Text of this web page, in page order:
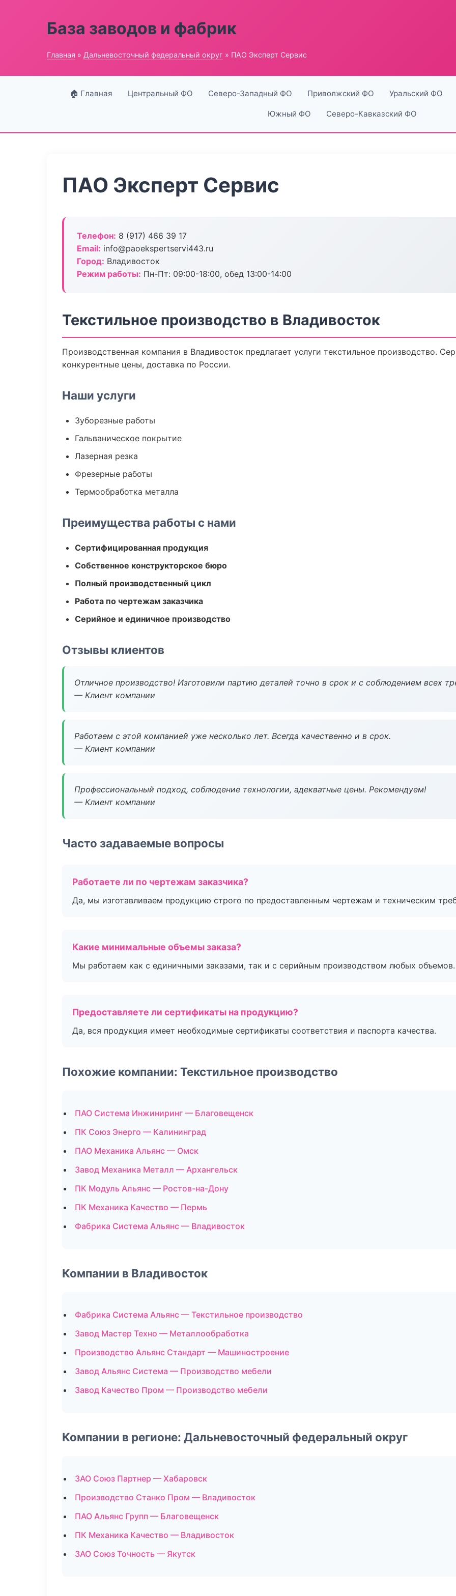
База заводов и фабрик
Главная » Дальневосточный федеральный округ » ПАО Эксперт Сервис
🏠 Главная Центральный ФО Северо-Западный ФО Приволжский ФО Уральский ФО
Южный ФО Северо-Кавказский ФО
ПАО Эксперт Сервис
Телефон: 8 (917) 466 39 17
Email: info@paoekspertservi443.ru
Город: Владивосток
Режим работы: Пн-Пт: 09:00-18:00, обед 13:00-14:00
Текстильное производство в Владивосток
Производственная компания в Владивосток предлагает услуги текстильное производство.
конкурентные цены, доставка по России.
Наши услуги
Зуборезные работы
Гальваническое покрытие
Лазерная резка
Фрезерные работы
Термообработка металла
Преимущества работы с нами
Сертифицированная продукция
Собственное конструкторское бюро
Полный производственный цикл
Работа по чертежам заказчика
Серийное и единичное производство
Отзывы клиентов
Отличное производство! Изготовили партию деталей точно в срок и с соблюдением всех
— Клиент компании
Работаем с этой компанией уже несколько лет. Всегда качественно и в срок.
— Клиент компании
Профессиональный подход, соблюдение технологии, адекватные цены. Рекомендуем!
— Клиент компании
Часто задаваемые вопросы
Работаете ли по чертежам заказчика?
Да, мы изготавливаем продукцию строго по предоставленным чертежам и техническим
Какие минимальные объемы заказа?
Мы работаем как с единичными заказами, так и с серийным производством любых объемов.
Предоставляете ли сертификаты на продукцию?
Да, вся продукция имеет необходимые сертификаты соответствия и паспорта качества.
Похожие компании: Текстильное производство
ПАО Система Инжиниринг — Благовещенск
ПК Союз Энерго — Калининград
ПАО Механика Альянс — Омск
Завод Механика Металл — Архангельск
ПК Модуль Альянс — Ростов-на-Дону
ПК Механика Качество — Пермь
Фабрика Система Альянс — Владивосток
Компании в Владивосток
Фабрика Система Альянс — Текстильное производство
Завод Мастер Техно — Металлообработка
Производство Альянс Стандарт — Машиностроение
Завод Альянс Система — Производство мебели
Завод Качество Пром — Производство мебели
Компании в регионе: Дальневосточный федеральный округ
ЗАО Союз Партнер — Хабаровск
Производство Станко Пром — Владивосток
ПАО Альянс Групп — Благовещенск
ПК Механика Качество — Владивосток
ЗАО Союз Точность — Якутск